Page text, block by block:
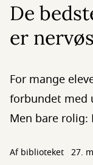
De
er
For mange
forbundet med
Men bare
Af biblioteket 27.